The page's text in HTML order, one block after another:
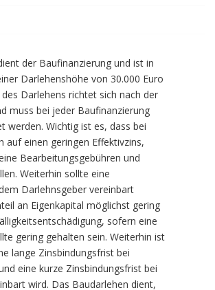
der Baufinanzierung und ist in
Darlehenshöhe von 30.000 Euro
Darlehens richtet sich nach der
muss bei jeder Baufinanzierung
werden. Wichtig ist es, dass bei
auf einen geringen Effektivzins,
Bearbeitungsgebühren und
Weiterhin sollte eine
Darlehnsgeber vereinbart
an Eigenkapital möglichst gering
sofern eine
gering gehalten sein. Weiterhin ist
lange Zinsbindungsfrist bei
eine kurze Zinsbindungsfrist bei
wird. Das Baudarlehen dient,